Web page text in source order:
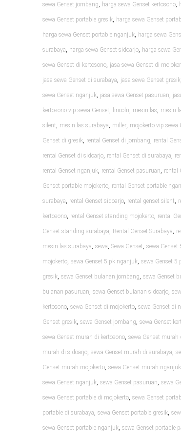
sewa Genset jombang, harga sewa Genset kertosono,
sewa Genset portable gresik, harga sewa Genset
harga sewa Genset portable nganjuk, harga sewa
surabaya, harga sewa Genset sidoarjo, harga sewa
sewa Genset di kertosono, jasa sewa Genset di
jasa sewa Genset di surabaya, jasa sewa Genset gresik
sewa Genset nganjuk, jasa sewa Genset pasuruan,
kertosono vip sewa Genset, lincoln, mesin las, mesin
silent, mesin las surabaya, miller, mojokerto vip sewa
Genset di gresik, rental Genset di jombang, rental
rental Genset di sidoarjo, rental Genset di surabaya,
rental Genset nganjuk, rental Genset pasuruan, rental
Genset portable mojokerto, rental Genset portable
surabaya, rental Genset sidoarjo, rental genset silent,
kertosono, rental Genset standing mojokerto, rental
Genset standing surabaya, Rental Genset Surabaya,
mesin las surabaya, sewa, Sewa Genset, sewa Genset
mojokerto, sewa Genset 5 pk nganjuk, sewa Genset 5
gresik, sewa Genset bulanan jombang, sewa Genset
bulanan pasuruan, sewa Genset bulanan sidoarjo,
kertosono, sewa Genset di mojokerto, sewa Genset di
Genset gresik, sewa Genset jombang, sewa Genset
sewa Genset murah di kertosono, sewa Genset murah
murah di sidoarjo, sewa Genset murah di surabaya,
Genset murah mojokerto, sewa Genset murah nganjuk
sewa Genset nganjuk, sewa Genset pasuruan, sewa
sewa Genset portable di mojokerto, sewa Genset
portable di surabaya, sewa Genset portable gresik,
sewa Genset portable nganjuk, sewa Genset portable